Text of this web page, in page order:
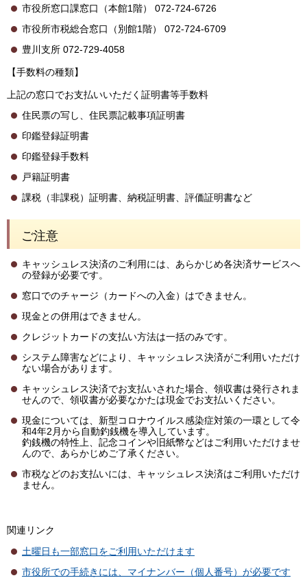
市役所窓口課窓口（本館1階） 072-724-6726
市役所市税総合窓口（別館1階） 072-724-6709
豊川支所 072-729-4058
【手数料の種類】
上記の窓口でお支払いいただく証明書等手数料
住民票の写し、住民票記載事項証明書
印鑑登録証明書
印鑑登録手数料
戸籍証明書
課税（非課税）証明書、納税証明書、評価証明書など
ご注意
キャッシュレス決済のご利用には、あらかじめ各決済サービスへ
の登録が必要です。
窓口でのチャージ（カードへの入金）はできません。
現金との併用はできません。
クレジットカードの支払い方法は一括のみです。
システム障害などにより、キャッシュレス決済がご利用いただけ
ない場合があります。
キャッシュレス決済でお支払いされた場合、領収書は発行されま
せんので、領収書が必要なかたは現金でお支払いください。
現金については、新型コロナウイルス感染症対策の一環として令
和4年2月から自動釣銭機を導入しています。
釣銭機の特性上、記念コインや旧紙幣などはご利用いただけませ
んので、あらかじめご了承ください。
市税などのお支払いには、キャッシュレス決済はご利用いただけ
ません。
関連リンク
土曜日も一部窓口をご利用いただけます
市役所での手続きには、マイナンバー（個人番号）が必要です